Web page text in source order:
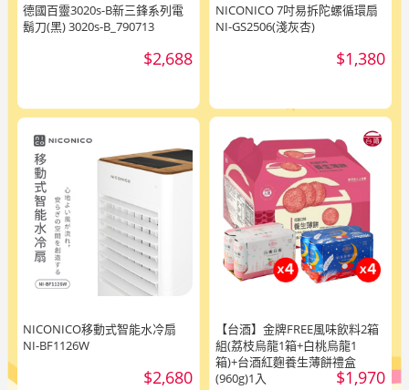
德國百靈3020s-B新三鋒系列電
鬍刀(黑) 3020s-B_790713
$2,688
NICONICO 7吋易拆陀螺循環扇
NI-GS2506(淺灰杏)
$1,380
NICONICO移動式智能水冷扇
NI-BF1126W
$2,680
【台酒】金牌FREE風味飲料2箱
組(荔枝烏龍1箱+白桃烏龍1
箱)+台酒紅麴養生薄餅禮盒
(960g)1入
$1,970